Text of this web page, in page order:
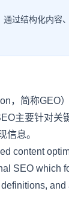
过结构化内容
，简称GEO
主要针对关
信息。
content
SEO which